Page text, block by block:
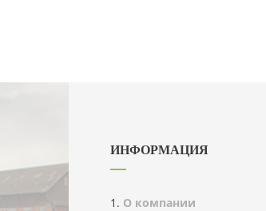
ИНФОРМАЦИЯ
О компании